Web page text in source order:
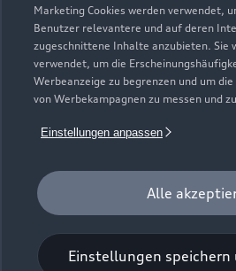
Marketing Cookies werden verwendet,
Benutzer relevantere und auf deren
zugeschnittene Inhalte anzubieten. Sie
verwendet, um die
Werbeanzeige zu begrenzen und um
von Werbekampagnen zu messen und
Einstellungen anpassen
Alle
Einstellungen
Geschäftskunden
Audi digital services
myAudi
Audi Code
Häufige Fragen (FAQ)
Audi Online Beratung
Online-Terminvereinbarung
Servicekontakt
Bordbuch &
Verträge kündigen
Unternehmen
Karriere
Investor Relations
Audi erleben
© 2026 AUDI AG. Alle Rechte
Impressum Rechtliches
Cookie-Richtlinie
Digital Services Act
EU Data Act